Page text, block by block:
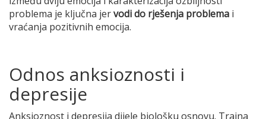
problema je ključna jervodi do rješenja problema i
vraćanja pozitivnih emocija.
Odnos anksioznosti i
depresije
Anksioznost i depresija dijele biološku osnovu. Trajna